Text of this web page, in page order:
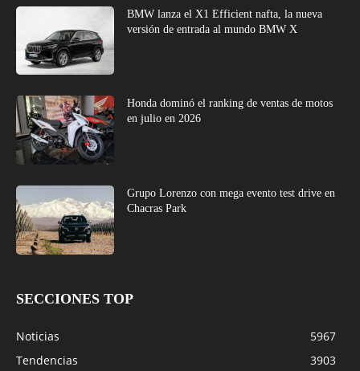
BMW lanza el X1 Efficient nafta, la nueva
versión de entrada al mundo BMW X
Honda dominó el ranking de ventas de motos
en julio en 2026
Grupo Lorenzo con mega evento test drive en
Chacras Park
SECCIONES TOP
Noticias
5967
Tendencias
3903